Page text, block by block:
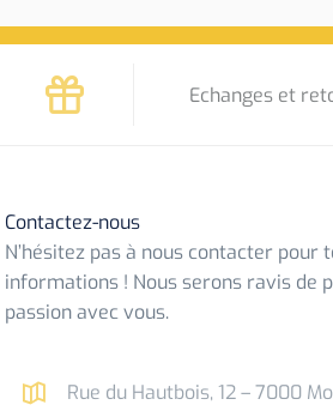
Echanges et
Contactez-nous
N’hésitez pas à nous contacter pour
informations ! Nous serons ravis de
passion avec vous.
Rue du Hautbois, 12 – 7000